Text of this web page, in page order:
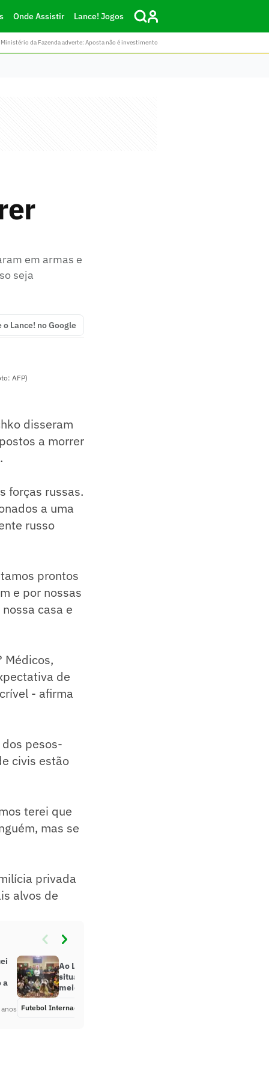
Onde Assistir Lance! Jogos
da Fazenda adverte: Aposta não é investimento
em armas e
seja
o Lance! no Google
AFP)
disseram
a morrer
forças russas.
a uma
russo
prontos
e por nossas
casa e
Médicos,
de
- afirma
pesos-
civis estão
terei que
mas se
privada
alvos de
a
anos
Ao L!, advogado detalha como fica
situação contratual de atletas em
meio à guerra na Ucrânia
Futebol Internacional